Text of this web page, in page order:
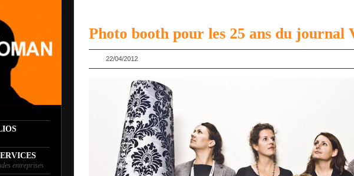
entreprises
Photo booth pour les 25 ans du journal
22/04/2012